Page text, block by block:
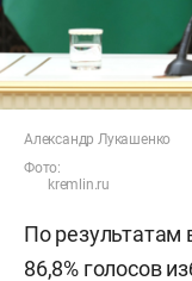
Александр Лукашенко
Фото:
kremlin.ru
По
86,8% голосов